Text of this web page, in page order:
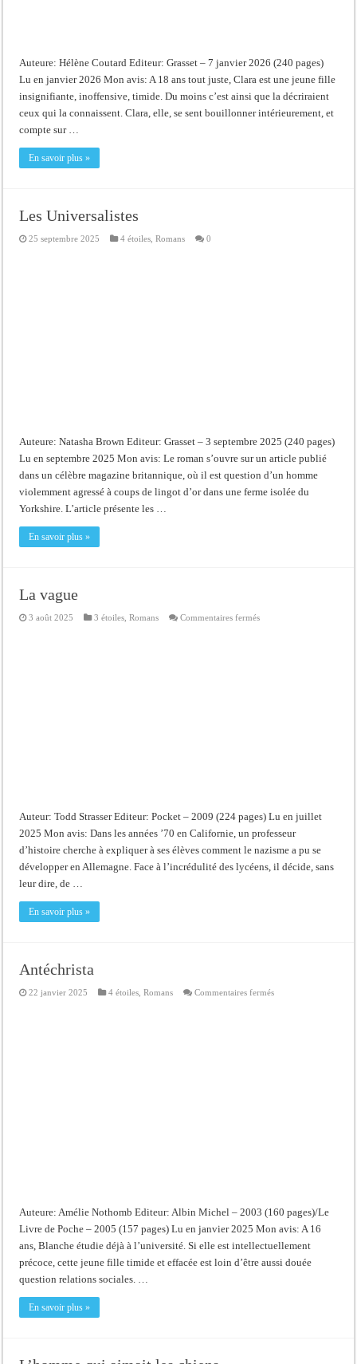
Auteure: Hélène Coutard Editeur: Grasset – 7 janvier 2026 (240 pages)
Lu en janvier 2026 Mon avis: A 18 ans tout juste, Clara est une jeune fille
insignifiante, inoffensive, timide. Du moins c’est ainsi que la décriraient
ceux qui la connaissent. Clara, elle, se sent bouillonner intérieurement, et
compte sur …
En savoir plus »
Les Universalistes
25 septembre 2025 4 étoiles ,Romans 0
Auteure: Natasha Brown Editeur: Grasset – 3 septembre 2025 (240 pages)
Lu en septembre 2025 Mon avis: Le roman s’ouvre sur un article publié
dans un célèbre magazine britannique, où il est question d’un homme
violemment agressé à coups de lingot d’or dans une ferme isolée du
Yorkshire. L’article présente les …
En savoir plus »
La vague
3 août 2025 3 étoiles ,Romans Commentaires ferméssur
Auteur: Todd Strasser Editeur: Pocket – 2009 (224 pages) Lu en juillet
2025 Mon avis: Dans les années ’70 en Californie, un professeur
d’histoire cherche à expliquer à ses élèves comment le nazisme a pu se
développer en Allemagne. Face à l’incrédulité des lycéens, il décide, sans
leur dire, de …
En savoir plus »
Antéchrista
22 janvier 2025 4 étoiles ,Romans Commentaires ferméssur
Auteure: Amélie Nothomb Editeur: Albin Michel – 2003 (160 pages)/Le
Livre de Poche – 2005 (157 pages) Lu en janvier 2025 Mon avis: A 16
ans, Blanche étudie déjà à l’université. Si elle est intellectuellement
précoce, cette jeune fille timide et effacée est loin d’être aussi douée
question relations sociales. …
En savoir plus »